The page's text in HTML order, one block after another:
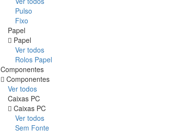
Pulso
Fixo
Papel
Papel
Ver todos
Rolos Papel
Componentes
Componentes
Ver todos
Caixas PC
Caixas PC
Ver todos
Sem Fonte